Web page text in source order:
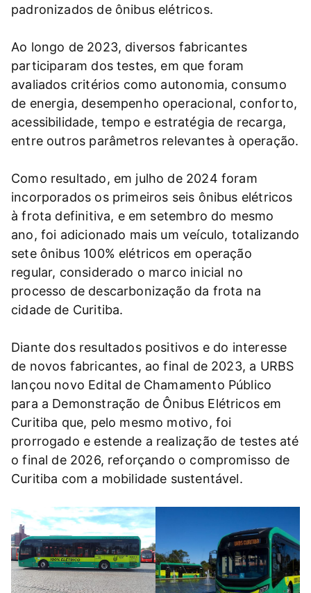
padronizados de ônibus elétricos.
Ao longo de 2023, diversos fabricantes
participaram dos testes, em que foram
avaliados critérios como autonomia, consumo
de energia, desempenho operacional, conforto,
acessibilidade, tempo e estratégia de recarga,
entre outros parâmetros relevantes à operação.
Como resultado, em julho de 2024 foram
incorporados os primeiros seis ônibus elétricos
à frota definitiva, e em setembro do mesmo
ano, foi adicionado mais um veículo, totalizando
sete ônibus 100% elétricos em operação
regular, considerado o marco inicial no
processo de descarbonização da frota na
cidade de Curitiba.
Diante dos resultados positivos e do interesse
de novos fabricantes, ao final de 2023, a URBS
lançou novo Edital de Chamamento Público
para a Demonstração de Ônibus Elétricos em
Curitiba que, pelo mesmo motivo, foi
prorrogado e estende a realização de testes até
o final de 2026, reforçando o compromisso de
Curitiba com a mobilidade sustentável.